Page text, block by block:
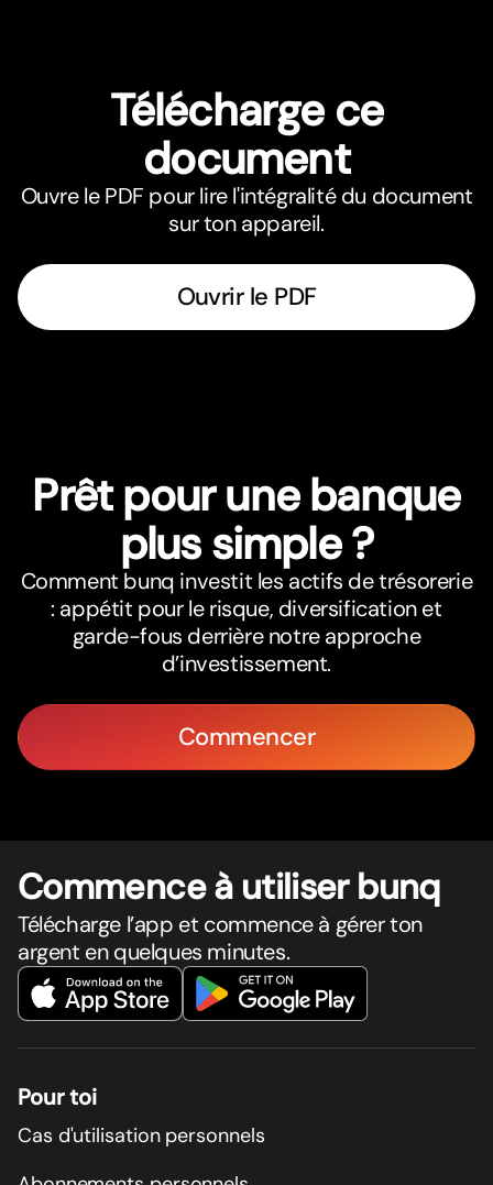
Télécharge ce
document
Ouvre le PDF pour lire l'intégralité du document
sur ton appareil.
Ouvrir le PDF
Prêt pour une banque
plus simple ?
Comment bunq investit les actifs de trésorerie
: appétit pour le risque, diversification et
garde-fous derrière notre approche
d’investissement.
Commencer
Commence à utiliser bunq
Télécharge l’app et commence à gérer ton
argent en quelques minutes.
Pour toi
Cas d'utilisation personnels